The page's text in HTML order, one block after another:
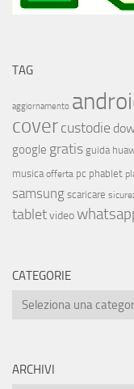
TAG
aggiornamento
covercustodie
google gratis guida
musica offerta pc phablet
samsungscaricare
tabletvideo
CATEGORIE
ARCHIVI